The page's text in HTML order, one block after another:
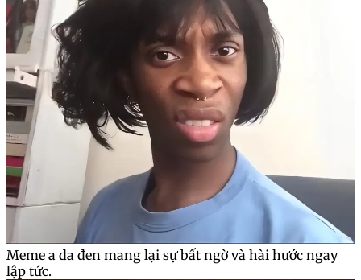
Meme a da đen mang lại sự bất ngờ và hài hước ngay
lập tức.